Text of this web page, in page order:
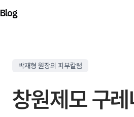
Blog
박재형 원장의 피부칼럼
창원제모 구